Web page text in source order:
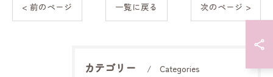
< 前のページ 一覧に戻る 次のページ >
カテゴリー Categories